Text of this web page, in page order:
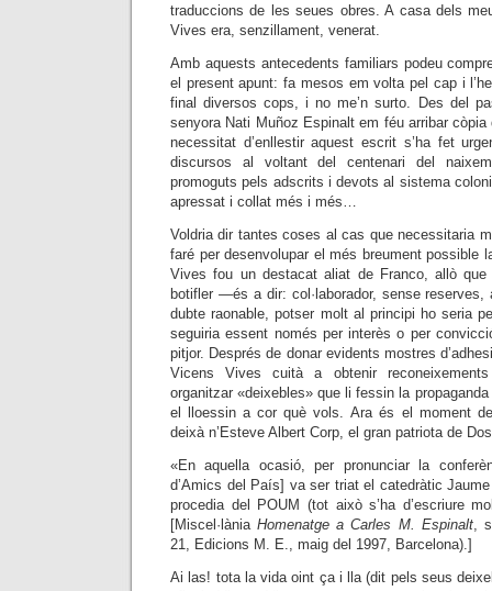
traduccions de les seues obres. A casa dels
Vives era, senzillament, venerat.
Amb aquests antecedents familiars podeu
el present apunt: fa mesos em volta pel cap i
final diversos cops, i no me’n surto. Des del
senyora Nati Muñoz Espinalt em féu arribar còpia
necessitat d’enllestir aquest escrit s’ha fet
discursos al voltant del centenari del
promoguts pels adscrits i devots al sistema
apressat i collat més i més…
Voldria dir tantes coses al cas que necessitaria
faré per desenvolupar el més breument possible
Vives fou un destacat aliat de Franco, allò que
botifler —és a dir: col·laborador, sense
dubte raonable, potser molt al principi ho seria
seguiria essent només per interès o per
pitjor. Després de donar evidents mostres
Vicens Vives cuità a obtenir
organitzar«deixebles» que li fessin la
el lloessin a cor què vols.Ara és el moment
deixà n’Esteve Albert Corp, el gran patriota de
«En aquella ocasió, per pronunciar la
d’Amics del País] va ser triat el catedràtic
procedia del POUM (tot això s’ha d’escriure
[Miscel·làniaHomenatge a Carles M. Espinalt,
21, Edicions M. E., maig del 1997, Barcelona).]
Ai las! tota la vida oint ça i lla (dit pels seus